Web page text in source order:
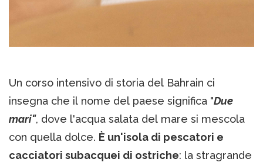
Un corso intensivo di storia del Bahrain ci
insegna che il nome del paese significa "Due
mari", dove l'acqua salata del mare si mescola
con quella dolce. È un'isola di pescatori e
cacciatori subacquei di ostriche: la stragrande